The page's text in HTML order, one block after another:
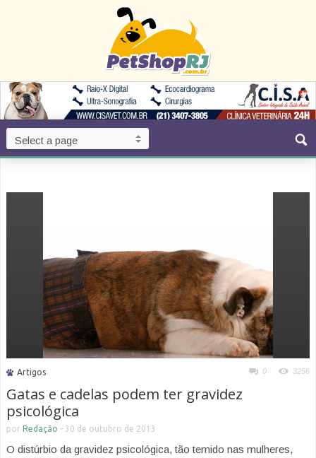
Artigos 0 3256
Gatas e cadelas podem ter gravidez
psicológica
por Redação - 30 de outubro de 2013
O distúrbio da gravidez psicológica, tão temido nas mulheres,